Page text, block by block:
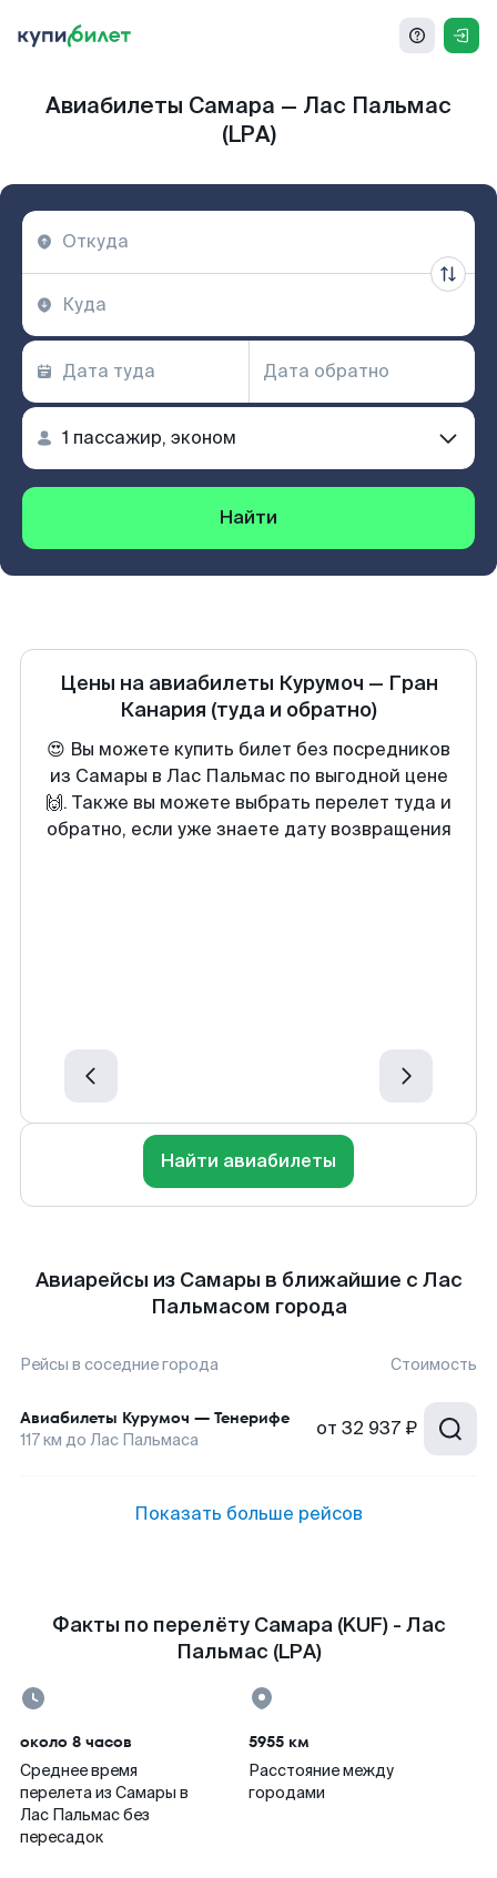
Авиабилеты Самара — Лас Пальмас
(LPA)
Найти
Цены на авиабилеты Курумоч — Гран
Канария (туда и обратно)
😍 Вы можете купить билет без посредников
из Самары в Лас Пальмас по выгодной цене
🙌. Также вы можете выбрать перелет туда и
обратно, если уже знаете дату возвращения
Найти авиабилеты
Авиарейсы из Самары в ближайшие с Лас
Пальмасом города
Рейсы в соседние города Стоимость
Авиабилеты Курумоч — Тенерифе
117км до Лас Пальмаса от 32 937 ₽
Показать больше рейсов
Факты по перелёту Самара (KUF) - Лас
Пальмас (LPA)
около 8 часов
Среднее время
перелета из Самары в
Лас Пальмас без
пересадок
5955 км
Расстояние между
городами